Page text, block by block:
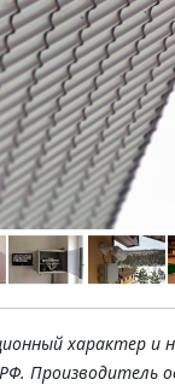
характер и
Производитель